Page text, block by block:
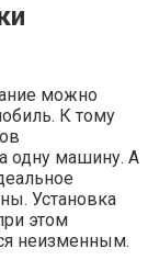
можно
К тому
одну машину. А
Установка
этом
неизменным.